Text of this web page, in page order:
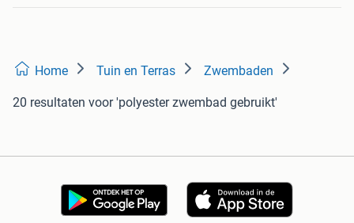
Home Tuin en Terras Zwembaden
20 resultaten voor 'polyester zwembad gebruikt'